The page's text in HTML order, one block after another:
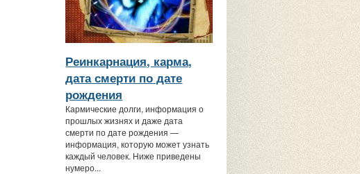
Реинкарнация, карма,
дата смерти по дате
рождения
Кармические долги, информация о
прошлых жизнях и даже дата
смерти по дате рождения —
информация, которую может узнать
каждый человек. Ниже приведены
нумеро...